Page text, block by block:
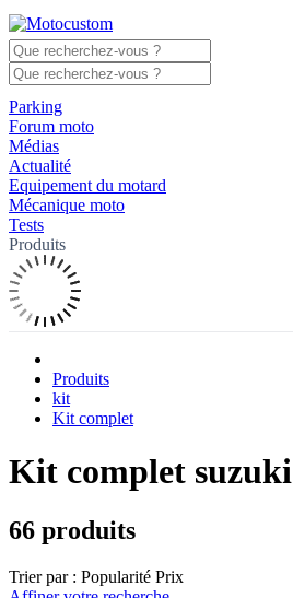
Parking
Forum moto
Médias
Actualité
Equipement du motard
Mécanique moto
Tests
Produits
Produits
kit
Kit complet
Kit complet suzuki
66 produits
Trier par : Popularité Prix